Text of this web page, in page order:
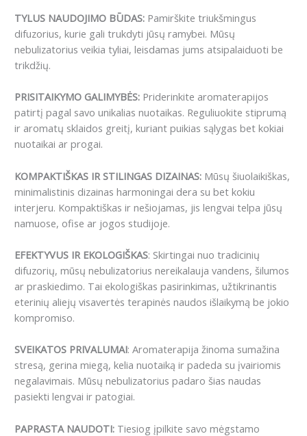
TYLUS NAUDOJIMO BŪDAS: Pamirškite triukšmingus
difuzorius, kurie gali trukdyti jūsų ramybei. Mūsų
nebulizatorius veikia tyliai, leisdamas jums atsipalaiduoti be
trikdžių.
PRISITAIKYMO GALIMYBĖS: Priderinkite aromaterapijos
patirtį pagal savo unikalias nuotaikas. Reguliuokite stiprumą
ir aromatų sklaidos greitį, kuriant puikias sąlygas bet kokiai
nuotaikai ar progai.
KOMPAKTIŠKAS IR STILINGAS DIZAINAS: Mūsų šiuolaikiškas,
minimalistinis dizainas harmoningai dera su bet kokiu
interjeru. Kompaktiškas ir nešiojamas, jis lengvai telpa jūsų
namuose, ofise ar jogos studijoje.
EFEKTYVUS IR EKOLOGIŠKAS: Skirtingai nuo tradicinių
difuzorių, mūsų nebulizatorius nereikalauja vandens, šilumos
ar praskiedimo. Tai ekologiškas pasirinkimas, užtikrinantis
eterinių aliejų visavertės terapinės naudos išlaikymą be jokio
kompromiso.
SVEIKATOS PRIVALUMAI: Aromaterapija žinoma sumažina
stresą, gerina miegą, kelia nuotaiką ir padeda su įvairiomis
negalavimais. Mūsų nebulizatorius padaro šias naudas
pasiekti lengvai ir patogiai.
PAPRASTA NAUDOTI: Tiesiog įpilkite savo mėgstamo